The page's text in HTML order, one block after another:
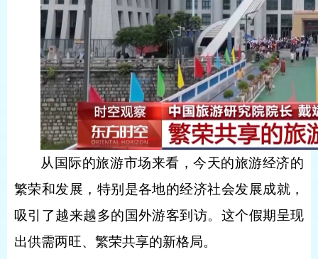
从国际的旅游市场来看，今天的旅游经济的
繁荣和发展，特别是各地的经济社会发展成就，
吸引了越来越多的国外游客到访。这个假期呈现
出供需两旺、繁荣共享的新格局。